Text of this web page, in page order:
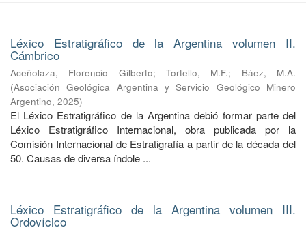
Léxico Estratigráfico de la Argentina volumen II.
Cámbrico
Aceñolaza, Florencio Gilberto;Tortello, M.F.; Báez, M.A.
(Asociación Geológica Argentina y Servicio Geológico Minero
Argentino, 2025)
El Léxico Estratigráfico de la Argentina debió formar parte del
Léxico Estratigráfico Internacional, obra publicada por la
Comisión Internacional de Estratigrafía a partir de la década del
50. Causas de diversa índole ...
Léxico Estratigráfico de la Argentina volumen III.
Ordovícico